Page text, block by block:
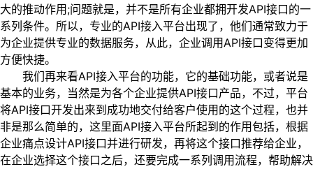
大的推动作用;问题就是，并不是所有企业都拥开发API接口的一
系列条件。所以，专业的API接入平台出现了，他们通常致力于
为企业提供专业的数据服务，从此，企业调用API接口变得更加
方便快捷。
我们再来看API接入平台的功能，它的基础功能，或者说是
基本的业务，当然是为各个企业提供API接口产品，不过，平台
将API接口开发出来到成功地交付给客户使用的这个过程，也并
非是那么简单的，这里面API接入平台所起到的作用包括，根据
企业痛点设计API接口并进行研发，再将这个接口推荐给企业，
在企业选择这个接口之后，还要完成一系列调用流程，帮助解决